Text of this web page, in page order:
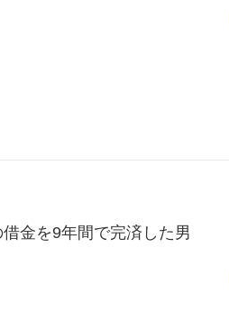
金を9年間で完済した男